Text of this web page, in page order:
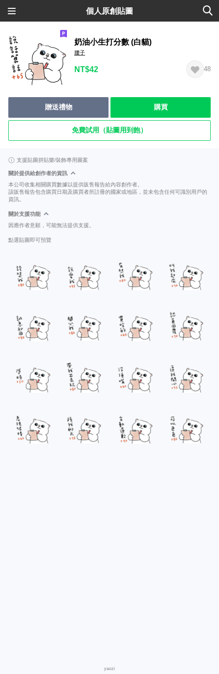
個人原創貼圖
奶油小生打分數 (白貓)
腰子
NT$42 48
贈送禮物 購買
免費試用（貼圖用到飽）
支援貼圖拼貼樂/裝飾專用圖案
關於提供給創作者的資訊
本公司收集相關購買數據以提供販售報告給內容創作者。
該販售報告包含購買日期及購買者所註冊的國家或地區，並未包含任何可識別用戶的
資訊。
關於支援功能
因應作者意願，可能無法提供支援。
點選貼圖即可預覽
yaozi